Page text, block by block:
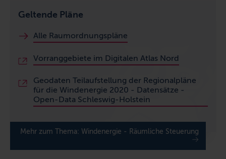
Geltende Pläne
Alle Raumordnungspläne
Vorranggebiete im Digitalen Atlas Nord
Geodaten Teilaufstellung der Regionalpläne
für die Windenergie 2020 - Datensätze -
Open-Data Schleswig-Holstein
Mehr zum Thema: Windenergie - Räumliche Steuerung